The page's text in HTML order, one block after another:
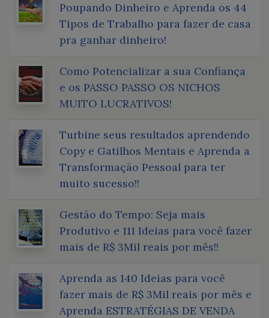
Poupando Dinheiro e Aprenda os 44
Tipos de Trabalho para fazer de casa
pra ganhar dinheiro!
Como Potencializar a sua Confiança
e os PASSO PASSO OS NICHOS
MUITO LUCRATIVOS!
Turbine seus resultados aprendendo
Copy e Gatilhos Mentais e Aprenda a
Transformação Pessoal para ter
muito sucesso!!
Gestão do Tempo: Seja mais
Produtivo e 111 Ideias para você fazer
mais de R$ 3Mil reais por mês!!
Aprenda as 140 Ideias para você
fazer mais de R$ 3Mil reais por mês e
Aprenda ESTRATÉGIAS DE VENDA